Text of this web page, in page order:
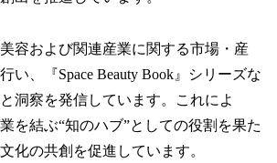
容および関連産業に関する市場・産
い、『Space Beauty Book』シリーズな
洞察を発信しています。これによ
を結ぶ“知のハブ”としての役割を果た
化の共創を促進しています。